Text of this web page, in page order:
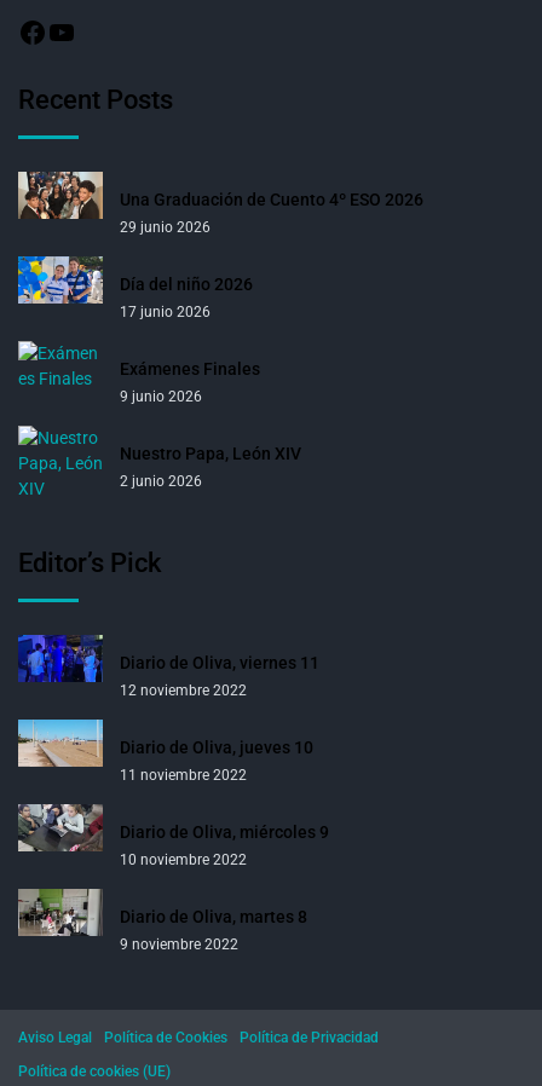
Recent Posts
Una Graduación de Cuento 4º ESO 2026
29 junio 2026
Día del niño 2026
17 junio 2026
Exámenes Finales
9 junio 2026
Nuestro Papa, León XIV
2 junio 2026
Editor’s Pick
Diario de Oliva, viernes 11
12 noviembre 2022
Diario de Oliva, jueves 10
11 noviembre 2022
Diario de Oliva, miércoles 9
10 noviembre 2022
Diario de Oliva, martes 8
9 noviembre 2022
Aviso Legal Política de Cookies
Política de Privacidad
Política de cookies (UE)